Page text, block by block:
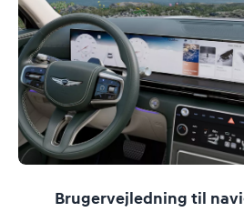
Brugervejledning til